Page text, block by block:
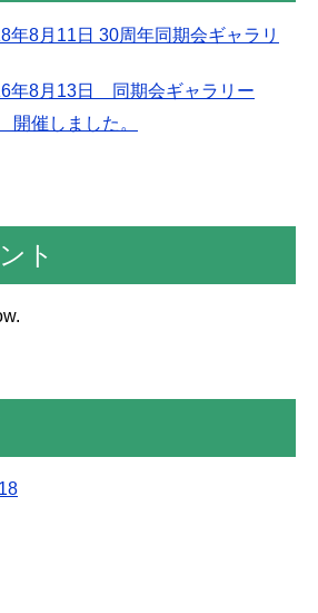
年8月11日 30周年同期会ギャラリ
年8月13日 同期会ギャラリー
催しました。
ト